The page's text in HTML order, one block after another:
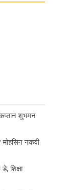
शुभमन
नकवी
शिक्षा